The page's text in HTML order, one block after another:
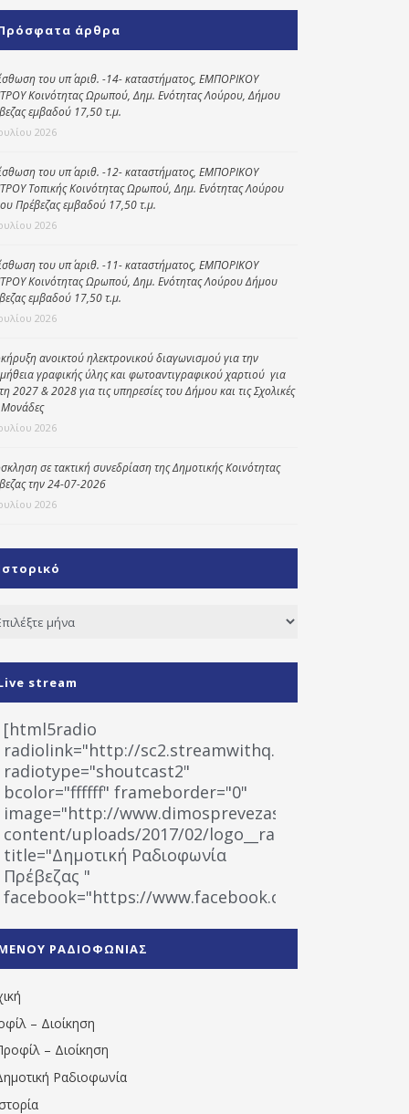
Κοινωνικό
παντοπωλείο
Kοινωνικό
φαρμακείο
Πρόγραμμα
Κέντρο Ημερήσιας
Φροντίδας
Ηλικιωμένων
(Κ.Η.Φ.Η.) Πρέβεζας
άρθρα
του υπ΄ αριθ. -14- καταστήματος, ΕΜΠΟΡΙΚΟΥ
Κοινότητας Ωρωπού, Δημ. Ενότητας Λούρου, Δήμου
εμβαδού 17,50 τ.μ.
2026
του υπ΄ αριθ. -12- καταστήματος, ΕΜΠΟΡΙΚΟΥ
Τοπικής Κοινότητας Ωρωπού, Δημ. Ενότητας Λούρου
Πρέβεζας εμβαδού 17,50 τ.μ.
2026
του υπ΄ αριθ. -11- καταστήματος, ΕΜΠΟΡΙΚΟΥ
Κοινότητας Ωρωπού, Δημ. Ενότητας Λούρου Δήμου
εμβαδού 17,50 τ.μ.
2026
ανοικτού ηλεκτρονικού διαγωνισμού για την
γραφικής ύλης και φωτοαντιγραφικού χαρτιού για
2027 & 2028 για τις υπηρεσίες του Δήμου και τις Σχολικές
2026
σε τακτική συνεδρίαση της Δημοτικής Κοινότητας
την 24-07-2026
2026
stream
[html5radio
radiolink="http://sc2.streamwithq.com:8028/
radiotype="shoutcast2"
bcolor="ffffff" frameborder="0"
image="http://www.dimosprevezas.gr/wp-
content/uploads/2017/02/logo__radiofonias.jpg"
title="Δημοτική Ραδιοφωνία
Πρέβεζας "
facebook="https://www.facebook.com/
1531194763766854/" artist="" ]
ΡΑΔΙΟΦΩΝΙΑΣ
– Διοίκηση
– Διοίκηση
Ραδιοφωνία